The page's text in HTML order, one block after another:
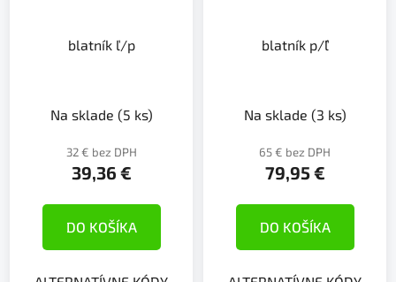
blatník ľ/p
Na sklade (5 ks)
32 € bez DPH
39,36 €
DO KOŠÍKA
blatník p/´ľ
Na sklade (3 ks)
65 € bez DPH
79,95 €
DO KOŠÍKA